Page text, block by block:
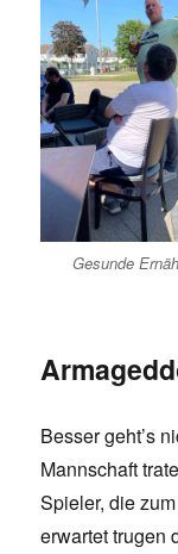
Gesunde
Besser geht’s
Mannschaft
Spieler, die
erwartet trugen